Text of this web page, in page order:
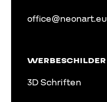
office@neonart.eu
WERBESCHILDER
3D Schriften